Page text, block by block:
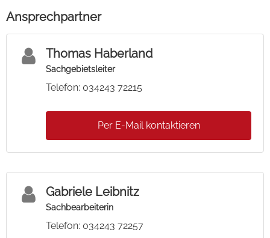
Ansprechpartner
Thomas Haberland
Sachgebietsleiter
Telefon: 034243 72215
Per E-Mail kontaktieren
Gabriele Leibnitz
Sachbearbeiterin
Telefon: 034243 72257